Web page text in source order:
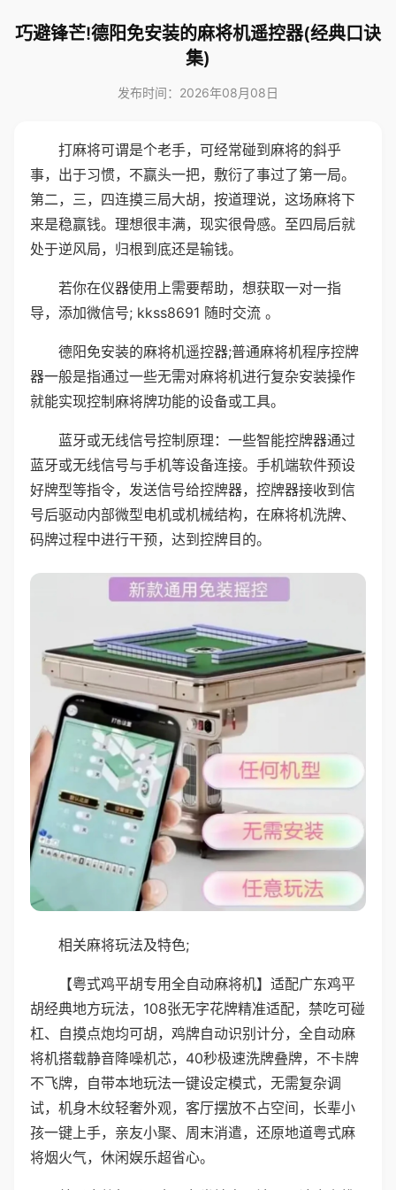
巧避锋芒!德阳免安装的麻将机遥控器(经典口诀
集)
发布时间：2026年08月08日
打麻将可谓是个老手，可经常碰到麻将的斜乎
事，出于习惯，不赢头一把，敷衍了事过了第一局。
第二，三，四连摸三局大胡，按道理说，这场麻将下
来是稳赢钱。理想很丰满，现实很骨感。至四局后就
处于逆风局，归根到底还是输钱。
若你在仪器使用上需要帮助，想获取一对一指
导，添加微信号; kkss8691 随时交流 。
德阳免安装的麻将机遥控器;普通麻将机程序控牌
器一般是指通过一些无需对麻将机进行复杂安装操作
就能实现控制麻将牌功能的设备或工具。
蓝牙或无线信号控制原理：一些智能控牌器通过
蓝牙或无线信号与手机等设备连接。手机端软件预设
好牌型等指令，发送信号给控牌器，控牌器接收到信
号后驱动内部微型电机或机械结构，在麻将机洗牌、
码牌过程中进行干预，达到控牌目的。
相关麻将玩法及特色;
【粤式鸡平胡专用全自动麻将机】适配广东鸡平
胡经典地方玩法，108张无字花牌精准适配，禁吃可碰
杠、自摸点炮均可胡，鸡牌自动识别计分，全自动麻
将机搭载静音降噪机芯，40秒极速洗牌叠牌，不卡牌
不飞牌，自带本地玩法一键设定模式，无需复杂调
试，机身木纹轻奢外观，客厅摆放不占空间，长辈小
孩一键上手，亲友小聚、周末消遣，还原地道粤式麻
将烟火气，休闲娱乐超省心。